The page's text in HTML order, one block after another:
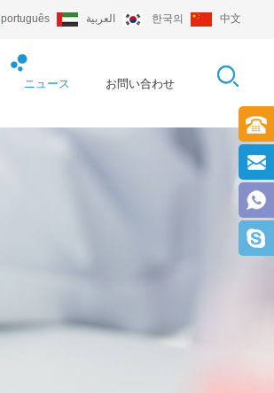
português العربية 한국의 中文
ニュース お問い合わせ